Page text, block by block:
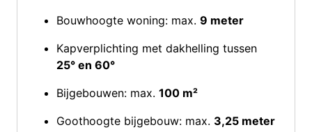
Bouwhoogte woning: max. 9 meter
Kapverplichting met dakhelling tussen
25° en 60°
Bijgebouwen: max. 100 m²
Goothoogte bijgebouw: max. 3,25 meter